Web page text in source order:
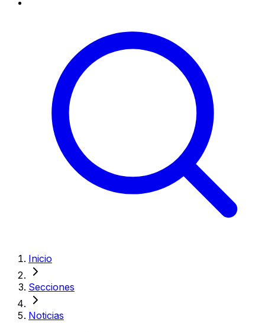
Inicio
Secciones
Noticias